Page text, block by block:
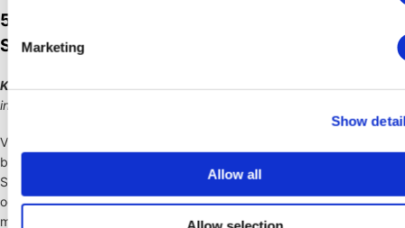
Marketing
Show
Allow all
5. BRUGER VI COOKIES OG ANDRE
SPORINGSTEKNOLOGIER?
Kort sagt:
indsamle og gemme dine oplysninger.
Vi kan bruge cookies og lignende sporingsteknologier (såsom web
beacons og pixels) til at få adgang til eller gemme oplysninger.
Specifikke oplysninger om, hvordan vi bruger sådanne teknologier,
og hvordan du kan afvise visse cookies, er angivet i vores Cookie-
meddelelse